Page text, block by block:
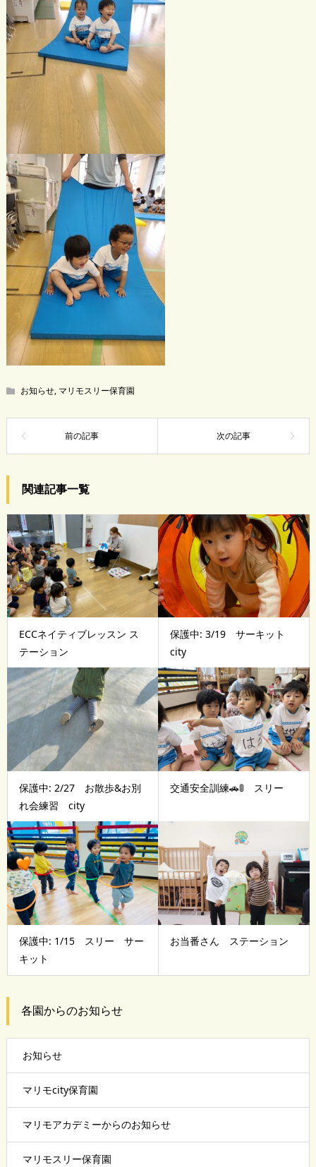
お知らせ, マリモスリー保育園
関連記事一覧
ECCネイティブレッスン ス
テーション
保護中: 3/19 サーキット
city
保護中: 2/27 お散歩&お別
れ会練習 city
交通安全訓練🚗🚦 スリー
保護中: 1/15 スリー サー
キット
お当番さん ステーション
各園からのお知らせ
お知らせ
マリモcity保育園
マリモアカデミーからのお知らせ
マリモスリー保育園